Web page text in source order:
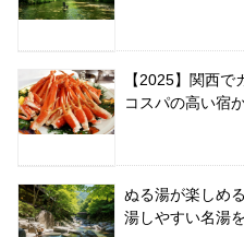
【2025】関西で
コスパの高い宿
ぬる湯が楽しめ
湯しやすい名湯